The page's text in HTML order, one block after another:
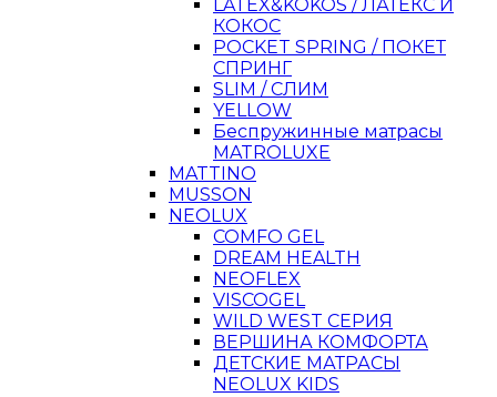
LATEX&KOKOS / ЛАТЕКС И
КОКОС
POCKET SPRING / ПОКЕТ
СПРИНГ
SLIM / СЛИМ
YELLOW
Беспружинные матрасы
MATROLUXE
MATTINO
MUSSON
NEOLUX
COMFO GEL
DREAM HEALTH
NEOFLEX
VISCOGEL
WILD WEST СЕРИЯ
ВЕРШИНА КОМФОРТА
ДЕТСКИЕ МАТРАСЫ
NEOLUX KIDS